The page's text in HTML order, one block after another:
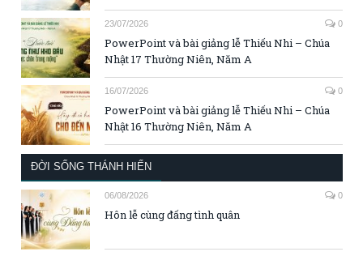
23/07/2026 0
PowerPoint và bài giảng lễ Thiếu Nhi – Chúa
Nhật 17 Thường Niên, Năm A
16/07/2026 0
PowerPoint và bài giảng lễ Thiếu Nhi – Chúa
Nhật 16 Thường Niên, Năm A
ĐỜI SỐNG THÁNH HIẾN
06/08/2026 0
Hôn lễ cùng đấng tình quân